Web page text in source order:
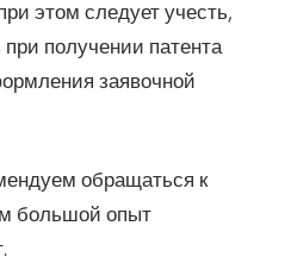
этом следует учесть,
получении патента
заявочной
обращаться к
большой опыт